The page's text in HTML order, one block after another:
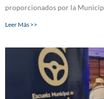
proporcionados por la
Leer Más >>